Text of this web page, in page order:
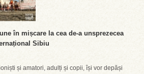
în mișcare la cea de-a unsprezecea
Sibiu
și amatori, adulți și copii, își vor depăși